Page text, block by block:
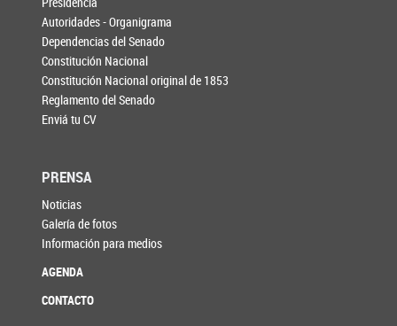
Autoridades - Organigrama
Dependencias del Senado
Constitución Nacional
Constitución Nacional original de 1853
Reglamento del Senado
Enviá tu CV
PRENSA
Noticias
Galería de fotos
Información para medios
AGENDA
CONTACTO